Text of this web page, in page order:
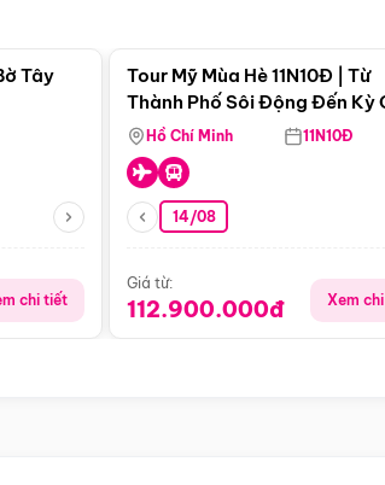
Tây
chi tiết
Tour Mỹ Mùa Hè 11N10Đ | Từ
Thành Phố Sôi Động Đến Kỳ
Thiên Nhiên Mỹ
Hồ Chí Minh 11N10Đ
14/08
Giá từ:
112.900.000đ Xem